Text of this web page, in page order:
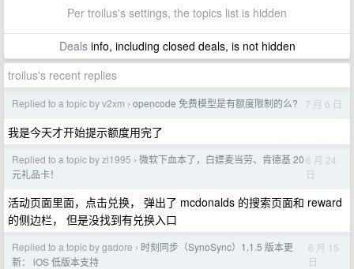
Per troilus's settings, the topics list is hidden
Dealsinfo, including closed deals, is not hidden
troilus's recent replies
Replied to a topic by v2xm › opencode 免费模型是有额度限制的么? 7 月 6 日
我是今天才开始提示额度用完了
Replied to a topic by zl1995 › 微软下血本了，白嫖麦当劳、肯德基 20
元礼品卡！
6 月 24
日
活动页面里面，点击兑换， 弹出了 mcdonalds 的搜索页面和 reward
的侧边栏， 但是没找到有兑换入口
Replied to a topic by gadore › 时刻同步（SynoSync）1.1.5 版本更
新： iOS 低版本支持
6 月 15
日